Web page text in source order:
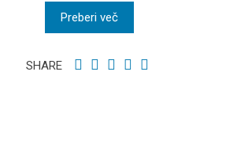
Preberi več
SHARE